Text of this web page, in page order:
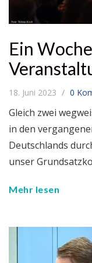
Ein
18. Juni 2023 0
Gleich zwei
in den
Deutschlands
unser
Mehr lesen